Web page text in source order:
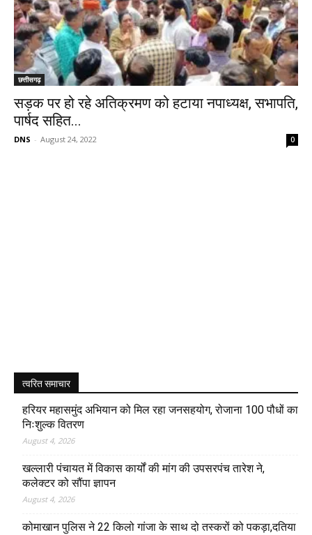
छत्तीसगढ़
सड़क पर हो रहे अतिक्रमण को हटाया नपाध्यक्ष, सभापति,
पार्षद सहित...
DNS - August 24, 2022 0
त्वरित समाचार
हरियर महासमुंद अभियान को मिल रहा जनसहयोग, रोजाना 100 पौधों का
निःशुल्क वितरण
August 4, 2026
खल्लारी पंचायत में विकास कार्यों की मांग की उपसरपंच तारेश ने,
कलेक्टर को सौंपा ज्ञापन
August 4, 2026
कोमाखान पुलिस ने 22 किलो गांजा के साथ दो तस्करों को पकड़ा,दतिया